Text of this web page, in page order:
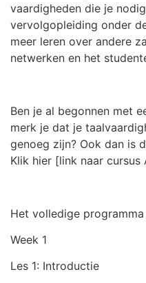
vaardigheden die je
vervolgopleiding onder
meer leren over andere
netwerken en het
Ben je al begonnen met
merk je dat je
genoeg zijn? Ook dan is
Klik hier [link naar cursus
Het volledige
Week 1
Les 1: Introductie